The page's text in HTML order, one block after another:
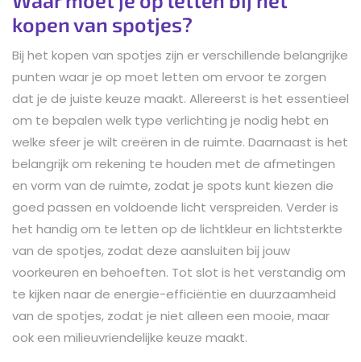
kopen van spotjes?
Bij het kopen van spotjes zijn er verschillende belangrijke
punten waar je op moet letten om ervoor te zorgen
dat je de juiste keuze maakt. Allereerst is het essentieel
om te bepalen welk type verlichting je nodig hebt en
welke sfeer je wilt creëren in de ruimte. Daarnaast is het
belangrijk om rekening te houden met de afmetingen
en vorm van de ruimte, zodat je spots kunt kiezen die
goed passen en voldoende licht verspreiden. Verder is
het handig om te letten op de lichtkleur en lichtsterkte
van de spotjes, zodat deze aansluiten bij jouw
voorkeuren en behoeften. Tot slot is het verstandig om
te kijken naar de energie-efficiëntie en duurzaamheid
van de spotjes, zodat je niet alleen een mooie, maar
ook een milieuvriendelijke keuze maakt.